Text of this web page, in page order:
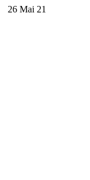
26 Mai 21